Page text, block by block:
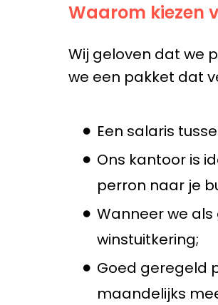
Waarom kiezen
Wij geloven dat we
we een pakket dat
Een salaris
Ons kantoor is
perron naar je
Wanneer we
winstuitkering;
Goed geregeld
maandelijks